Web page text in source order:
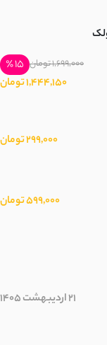
1,699,000 تومان
15 ٪
1,444,150 تومان
299,000 تومان
599,000 تومان
21 اردیبهشت 1405